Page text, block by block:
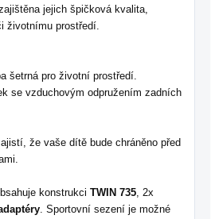
jejich špičková kvalita,
životnímu prostředí.
šetrná pro životní prostředí.
se vzduchovým odpružením zadních
že vaše dítě bude chráněno před
konstrukci TWIN 735, 2x
. Sportovní sezení je možné